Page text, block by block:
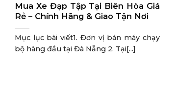
Mua Xe Đạp Tập Tại Biên Hòa Giá
Rẻ – Chính Hãng & Giao Tận Nơi
Mục lục bài viết1. Đơn vị bán máy chạy
bộ hàng đầu tại Đà Nẵng 2. Tại[...]